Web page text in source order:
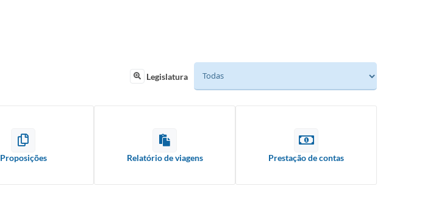
Legislatura
Proposições Relatório de viagens Prestação de contas